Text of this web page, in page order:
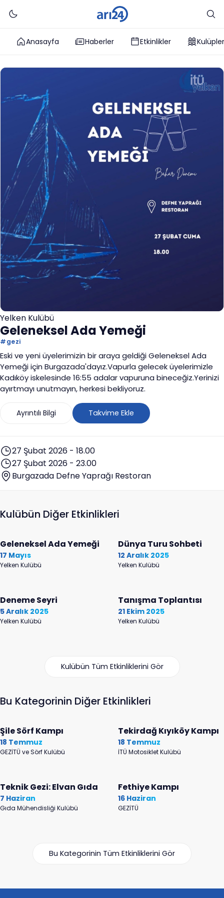
Anasayfa Haberler Etkinlikler Kulüpler
Yelken Kulübü
Geleneksel Ada Yemeği
#gezi
Eski ve yeni üyelerimizin bir araya geldiği Geleneksel Ada
Yemeği için Burgazada'dayız.Vapurla gelecek üyelerimizle
Kadıköy iskelesinde 16:55 adalar vapuruna bineceğiz.Yerinizi
ayırtmayı unutmayın, herkesi bekliyoruz.
Ayrıntılı Bilgi Takvime Ekle
27 Şubat 2026 - 18.00
27 Şubat 2026 - 23.00
Burgazada Defne Yaprağı Restoran
Kulübün Diğer Etkinlikleri
Geleneksel Ada Yemeği
17 Mayıs
Yelken Kulübü
Dünya Turu Sohbeti
12 Aralık 2025
Yelken Kulübü
Deneme Seyri
5 Aralık 2025
Yelken Kulübü
Tanışma Toplantısı
21 Ekim 2025
Yelken Kulübü
Kulübün Tüm Etkinliklerini Gör
Bu Kategorinin Diğer Etkinlikleri
Şile Sörf Kampı
18 Temmuz
GEZİTÜ ve Sörf Kulübü
Tekirdağ Kıyıköy Kampı
18 Temmuz
İTÜ Motosiklet Kulübü
Teknik Gezi: Elvan Gıda
7 Haziran
Gıda Mühendisliği Kulübü
Fethiye Kampı
16 Haziran
GEZİTÜ
Bu Kategorinin Tüm Etkinliklerini Gör